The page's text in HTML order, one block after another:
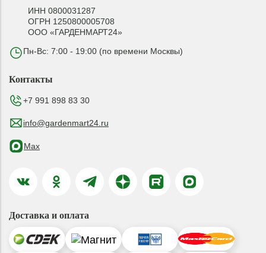
ИНН 0800031287
ОГРН 1250800005708
ООО «ГАРДЕНМАРТ24»
Пн-Вс: 7:00 - 19:00 (по времени Москвы)
Контакты
+7 991 898 83 30
info@gardenmart24.ru
Max
Доставка и оплата